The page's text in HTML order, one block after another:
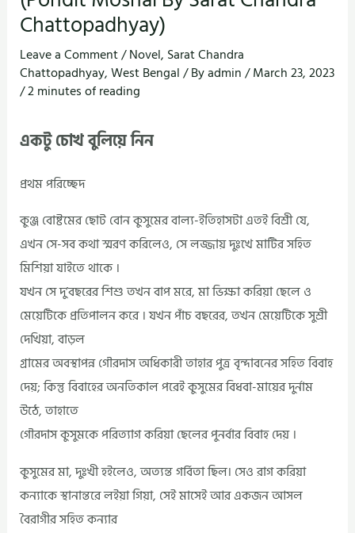
Chattopadhyay)
Leave a Comment/Novel, Sarat Chandra
Chattopadhyay,West Bengal/ Byadmin/March 23, 2023
/2 minutes of reading
একটু চোখ বুলিয়ে নিন
প্রথম পরিচ্ছেদ
কুঞ্জ বোষ্টমের ছোট বোন কুসুমের বাল্য-ইতিহাসটা এতই বিশ্রী যে,
এখন সে-সব কথা স্মরণ করিলেও, সে লজ্জায় দুঃখে মাটির সহিত
মিশিয়া যাইতে থাকে ।
যখন সে দু’বছরের শিশু তখন বাপ মরে, মা ভিক্ষা করিয়া ছেলে ও
মেয়েটিকে প্রতিপালন করে । যখন পাঁচ বছরের, তখন মেয়েটিকে সুশ্রী
দেখিয়া, বাড়ল
গ্রামের অবস্থাপন্ন গৌরদাস অধিকারী তাহার পুত্র বৃন্দাবনের সহিত বিবাহ
দেয়; কিন্তু বিবাহের অনতিকাল পরেই কুসুমের বিধবা-মায়ের দুর্নাম
উঠে, তাহাতে
গৌরদাস কুসুমকে পরিত্যাগ করিয়া ছেলের পুনর্বার বিবাহ দেয় ।
কুসুমের মা, দুঃখী হইলেও, অত্যন্ত গর্বিতা ছিল। সেও রাগ করিয়া
কন্যাকে স্থানান্তরে লইয়া গিয়া, সেই মাসেই আর একজন আসল
বৈরাগীর সহিত কন্যার